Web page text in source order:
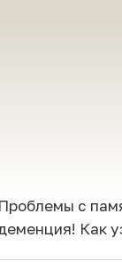
Проблемы с
Как